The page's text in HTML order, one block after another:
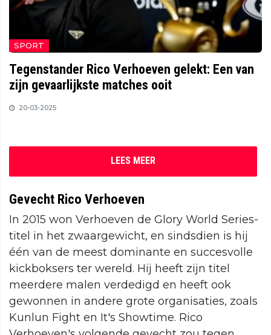
SPORT
Tegenstander Rico Verhoeven gelekt: Een van
zijn gevaarlijkste matches ooit
20-03-2025
LEES MEER
Gevecht Rico Verhoeven
In 2015 won Verhoeven de Glory World Series-
titel in het zwaargewicht, en sindsdien is hij
één van de meest dominante en succesvolle
kickboksers ter wereld. Hij heeft zijn titel
meerdere malen verdedigd en heeft ook
gewonnen in andere grote organisaties, zoals
Kunlun Fight en It's Showtime. Rico